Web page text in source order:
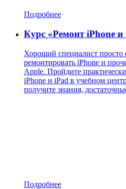
Подробнее
Курс «Ремонт iPhone и
Хороший специалист просто
ремонтировать iPhone и
Apple. Пройдите
iPhone и iPad в учебном
получите знания,
Подробнее